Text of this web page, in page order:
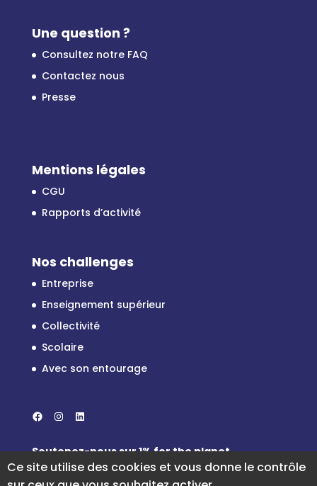
Une question ?
Consultez notre FAQ
Contactez nous
Presse
Mentions légales
CGU
Rapports d’activité
Nos challenges
Entreprise
Enseignement supérieur
Collectivité
Scolaire
Avec son entourage
Facebook Instagram LinkedIn
Soutenez-nous sur1% for the planet
Ce site utilise des cookies et vous donne le contrôle